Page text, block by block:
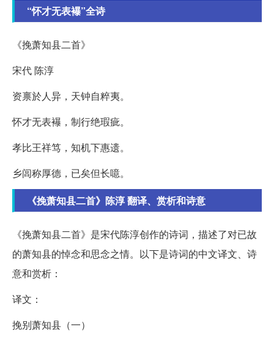
“怀才无表襮”全诗
《挽萧知县二首》
宋代 陈淳
资禀於人异，天钟自粹夷。
怀才无表襮，制行绝瑕疵。
孝比王祥笃，知机下惠遗。
乡闾称厚德，已矣但长噫。
《挽萧知县二首》陈淳 翻译、赏析和诗意
《挽萧知县二首》是宋代陈淳创作的诗词，描述了对已故
的萧知县的悼念和思念之情。以下是诗词的中文译文、诗
意和赏析：
译文：
挽别萧知县（一）